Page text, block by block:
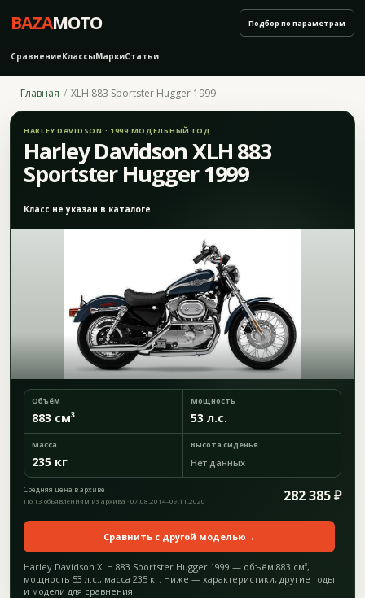
BAZAMOTO
СравнениеКлассыМаркиСтатьи
Подбор по параметрам
Главная XLH 883 Sportster Hugger 1999
HARLEY DAVIDSON · 1999 МОДЕЛЬНЫЙ ГОД
Harley Davidson XLH 883
Sportster Hugger 1999
Класс не указан в каталоге
Объём
883 см³
Мощность
53 л.с.
Масса
235 кг
Высота сиденья
Нет данных
Средняя цена в архиве 282 385 ₽
По 13 объявлениям из архива · 07.08.2014–09.11.2020
Сравнить с другой моделью →
Harley Davidson XLH 883 Sportster Hugger 1999 — объём 883 см³,
мощность 53 л.с., масса 235 кг. Ниже — характеристики, другие годы
и модели для сравнения.